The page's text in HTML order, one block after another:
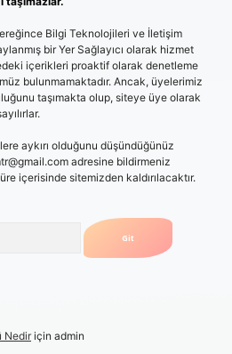
Bilgi Teknolojileri ve İletişim
bir Yer Sağlayıcı olarak hizmet
içerikleri proaktif olarak denetleme
bulunmamaktadır. Ancak, üyelerimiz
taşımakta olup, siteye üye olarak
aykırı olduğunu düşündüğünüz
adresine bildirmeniz
içerisinde sitemizden kaldırılacaktır.
Nediriçin admin